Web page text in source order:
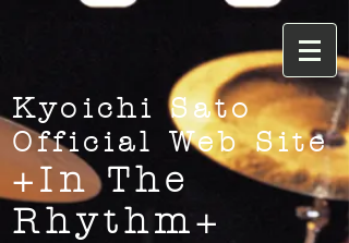
Kyoichi Sato
Official Web Site
+In The
Rhythm+